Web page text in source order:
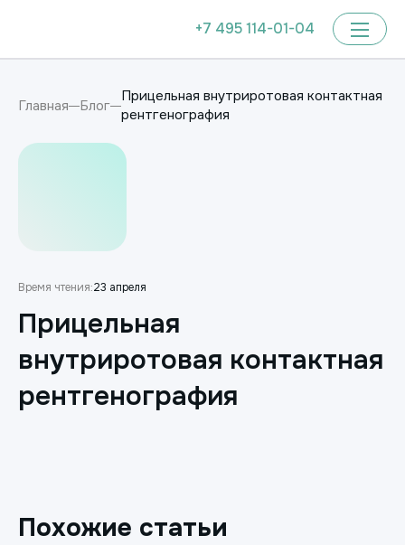
+7 495 114-01-04
Главная Блог
Прицельная внутриротовая контактная
рентгенография
Время чтения:23 апреля
Прицельная
внутриротовая контактная
рентгенография
Похожие статьи